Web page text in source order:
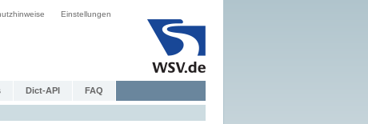
Einstellungen
Dict-API FAQ